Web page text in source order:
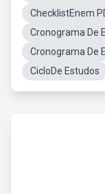
ChecklistEnem
Cronograma De
Cronograma De
CicloDe Estudos